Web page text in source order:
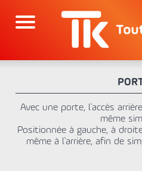
contenu
Avec une porte, l'accès
même
Positionnée à gauche, à
même à l'arrière, afin de